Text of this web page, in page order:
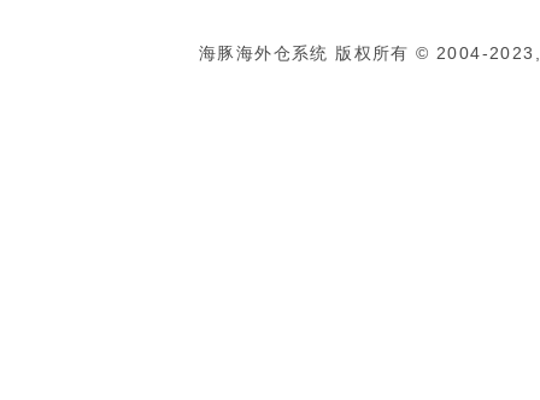
海豚海外仓系统 版权所有 © 2004-